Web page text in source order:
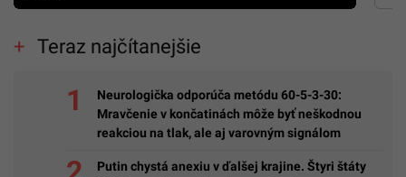
Teraz najčítanejšie
Neurologička odporúča metódu 60-5-3-30:
Mravčenie v končatinách môže byť neškodnou
reakciou na tlak, ale aj varovným signálom
Putin chystá anexiu v ďalšej krajine. Štyri štáty